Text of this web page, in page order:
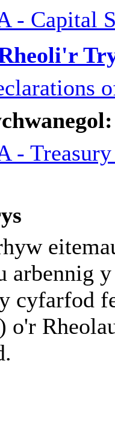
- Capital
-
arbennig
cyfarfod
o'r